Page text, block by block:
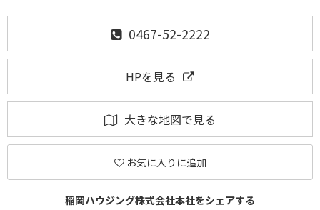
0467-52-2222
HPを見る
大きな地図で見る
お気に入りに追加
稲岡ハウジング株式会社本社をシェアする